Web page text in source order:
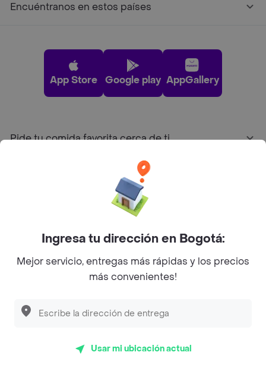
Encuéntranos en estos países
App Store Google play AppGallery
Pide tu comida favorita cerca de ti
Sobre Rappi
Facebook
Twitter
Instagram
©2026Rappi Inc. All rights reserved.
Ingresa tu dirección en Bogotá:
Mejor servicio, entregas más rápidas y los precios
más convenientes!
Usar mi ubicación actual